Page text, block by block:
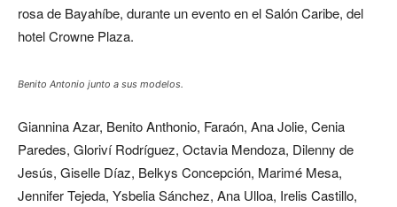
rosa de Bayahíbe, durante un evento en el Salón Caribe, del
hotel Crowne Plaza.
Benito Antonio junto a sus modelos.
Giannina Azar, Benito Anthonio, Faraón, Ana Jolie, Cenia
Paredes, Gloriví Rodríguez, Octavia Mendoza, Dilenny de
Jesús, Giselle Díaz, Belkys Concepción, Marimé Mesa,
Jennifer Tejeda, Ysbelia Sánchez, Ana Ulloa, Irelis Castillo,